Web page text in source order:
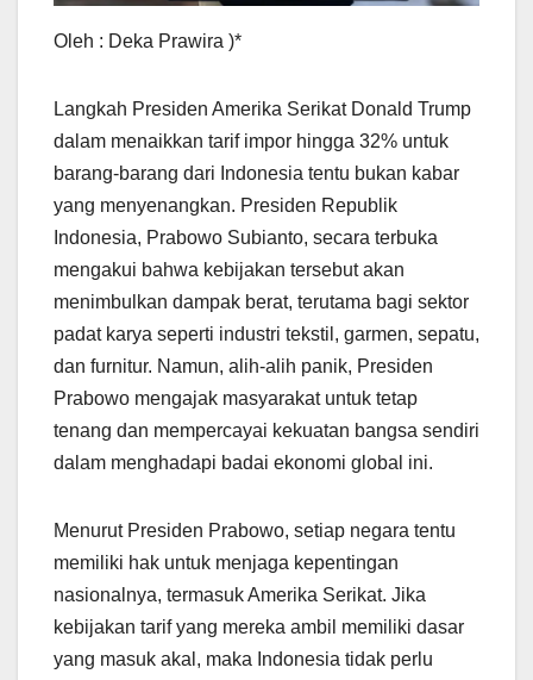
Oleh : Deka Prawira )*
Langkah Presiden Amerika Serikat Donald Trump
dalam menaikkan tarif impor hingga 32% untuk
barang-barang dari Indonesia tentu bukan kabar
yang menyenangkan. Presiden Republik
Indonesia, Prabowo Subianto, secara terbuka
mengakui bahwa kebijakan tersebut akan
menimbulkan dampak berat, terutama bagi sektor
padat karya seperti industri tekstil, garmen, sepatu,
dan furnitur. Namun, alih-alih panik, Presiden
Prabowo mengajak masyarakat untuk tetap
tenang dan mempercayai kekuatan bangsa sendiri
dalam menghadapi badai ekonomi global ini.
Menurut Presiden Prabowo, setiap negara tentu
memiliki hak untuk menjaga kepentingan
nasionalnya, termasuk Amerika Serikat. Jika
kebijakan tarif yang mereka ambil memiliki dasar
yang masuk akal, maka Indonesia tidak perlu